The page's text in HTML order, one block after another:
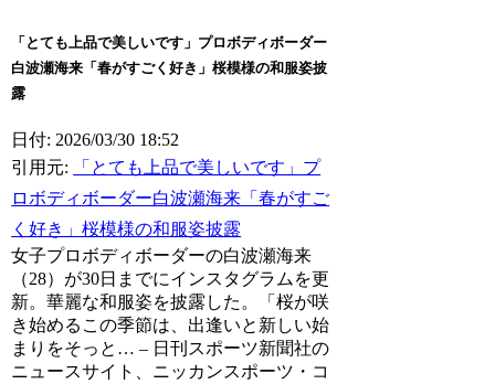
「とても上品で美しいです」プロボディボーダー
白波瀬海来「春がすごく好き」桜模様の和服姿披
露
日付: 2026/03/30 18:52
引用元:
「とても上品で美しいです」プ
ロボディボーダー白波瀬海来「春がすご
く好き」桜模様の和服姿披露
女子プロボディボーダーの白波瀬海来
（28）が30日までにインスタグラムを更
新。華麗な和服姿を披露した。「桜が咲
き始めるこの季節は、出逢いと新しい始
まりをそっと… – 日刊スポーツ新聞社の
ニュースサイト、ニッカンスポーツ・コ